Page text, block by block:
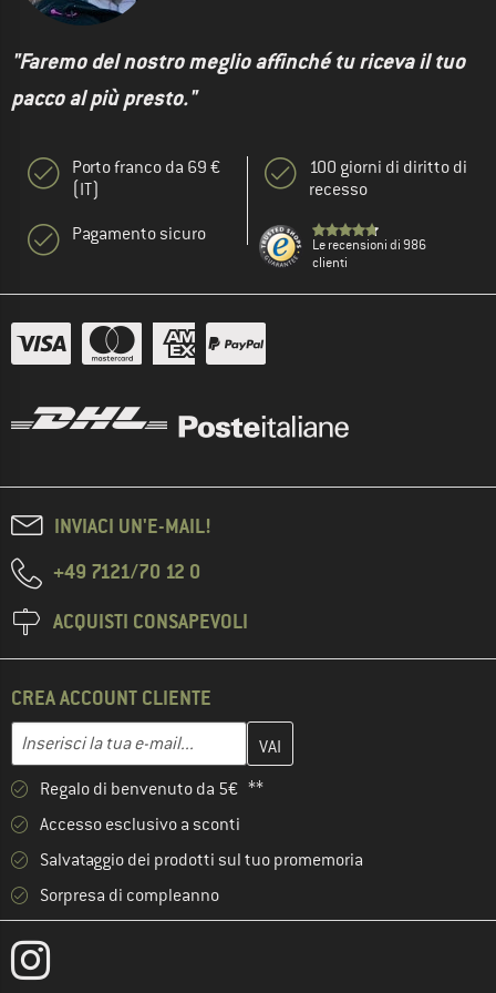
"Faremo del nostro meglio affinché tu riceva il tuo
pacco al più presto."
Porto franco da 69 €
(IT)
Pagamento sicuro
100 giorni di diritto di
recesso
Le recensioni di 986
clienti
INVIACI UN'E-MAIL!
+49 7121/70 12 0
ACQUISTI CONSAPEVOLI
CREA ACCOUNT CLIENTE
Indirizzo e-mail
Inserisci qui il tuo indirizzo e-mail e crea il tuo account cliente
Regalo di benvenuto da 5€ **
Accesso esclusivo a sconti
Salvataggio dei prodotti sul tuo promemoria
Sorpresa di compleanno